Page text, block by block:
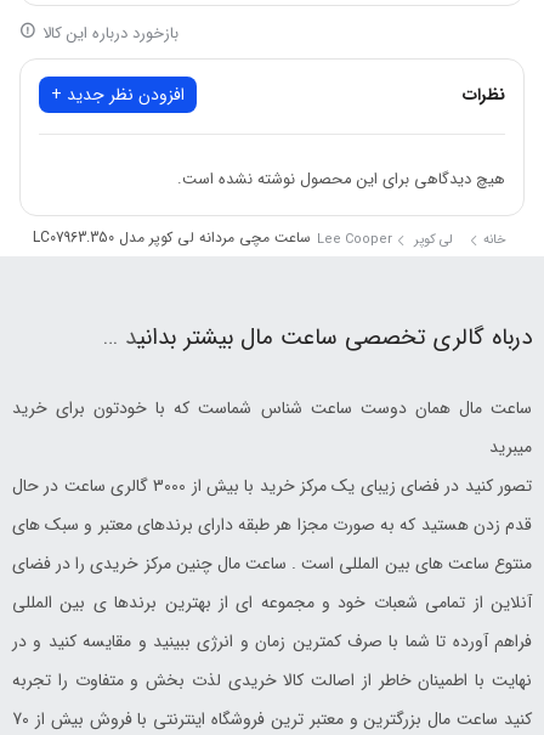
بازخورد درباره این کالا
نظرات افزودن نظر جدید +
هیچ دیدگاهی برای این محصول نوشته نشده است.
خانه لی کوپر Lee Cooper ساعت مچی مردانه لی کوپر مدل LC07963.350
درباه گالری تخصصی ساعت مال بیشتر بدانید …
ساعت مال همان دوست ساعت شناس شماست که با خودتون برای خرید
میبرید
تصور کنید در فضای زیبای یک مرکز خرید با بیش از 3000 گالری ساعت در حال
قدم زدن هستید که به صورت مجزا هر طبقه دارای برندهای معتبر و سبک های
منتوع ساعت های بین المللی است . ساعت مال چنین مرکز خریدی را در فضای
آنلاین از تمامی شعبات خود و مجموعه ای از بهترین برندها ی بین المللی
فراهم آورده تا شما با صرف کمترین زمان و انرژی ببینید و مقایسه کنید و در
نهایت با اطمینان خاطر از اصالت کالا خریدی لذت بخش و متفاوت را تجربه
کنید ساعت مال بزرگترین و معتبر ترین فروشگاه اینترنتی با فروش بیش از 70